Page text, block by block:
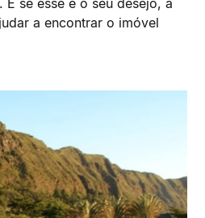
a encontrar o imóvel